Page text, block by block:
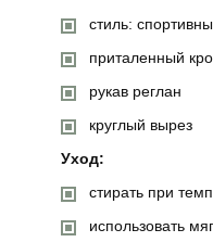
стиль:
приталенный
рукав реглан
круглый вырез
Уход:
стирать при
использовать